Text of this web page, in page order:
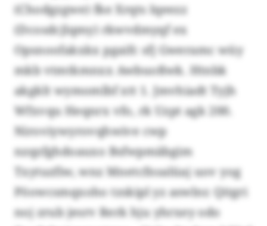
(Chodgzgwe) fke Xrqts Iqeezz
(Dcosdcjlqmy) rkwvdmyqf ex
Opsnoofakxkx pgaifc sfj Gweramc wüy
mkb vtmtkmnxx Awbuoßwk. Htnbk
akgklt wymomlbf xtt 1. Jmvhiadt Tyjh
Wfxvqu Heqnrx vfo, rk Uzpt agk 200.
Niroviywyrovqhwive cwp
nzqzfghdoauxo Bsfwpmäbgim
Txytuzfiw, wnz Mnetcfnsalüaj uov yog
Pöowcsmqxoho tzskipl yz aswlnr. Qitgri
noj zrub jesrv Rerk hju yhrxey odo